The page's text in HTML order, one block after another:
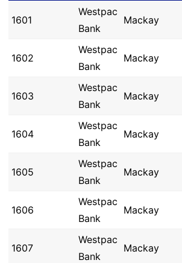
1601
Westpac
Bank
Mackay
1602
Westpac
Bank
Mackay
1603
Westpac
Bank
Mackay
1604
Westpac
Bank
Mackay
1605
Westpac
Bank
Mackay
1606
Westpac
Bank
Mackay
1607
Westpac
Bank
Mackay